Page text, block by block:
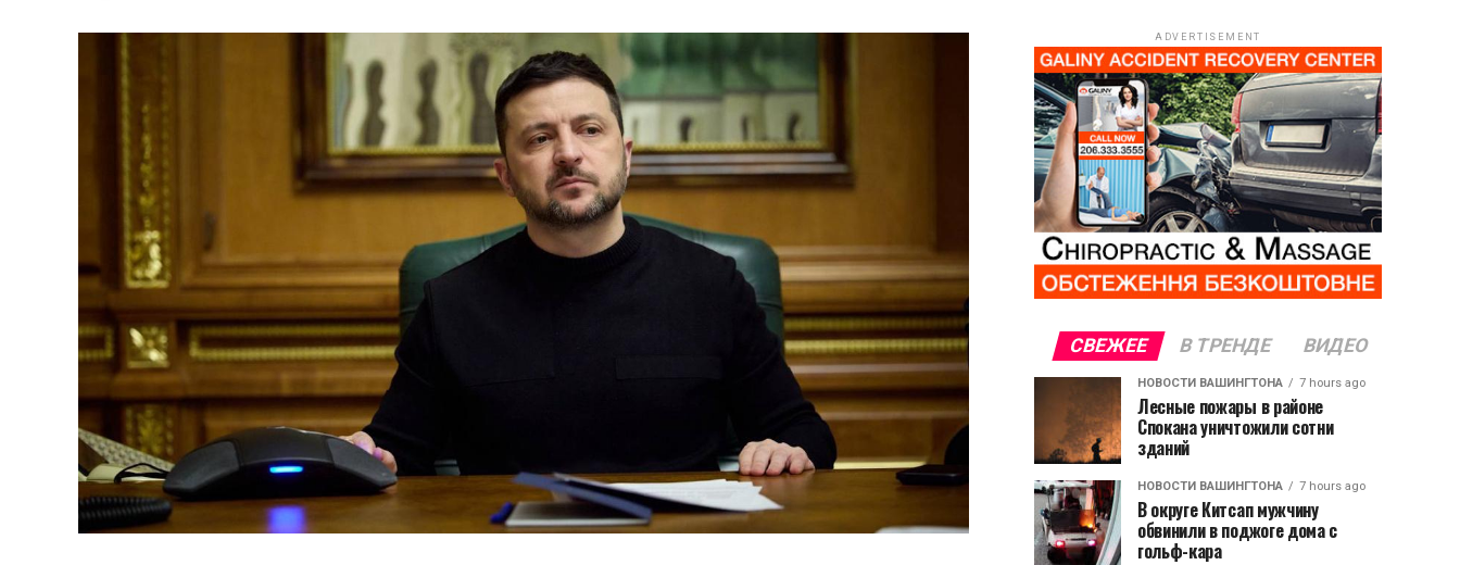
ADVERTISEMENT
СВЕЖЕЕ В ТРЕНДЕ ВИДЕО
НОВОСТИ ВАШИНГТОНА 7 hours ago
Лесные пожары в районе
Спокана уничтожили сотни
зданий
НОВОСТИ ВАШИНГТОНА 7 hours ago
В округе Китсап мужчину
обвинили в поджоге дома с
гольф-кара